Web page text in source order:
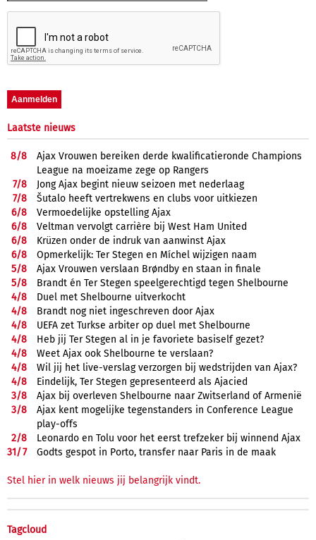
Laatste nieuws
8/8
Ajax Vrouwen bereiken derde kwalificatieronde Champions
League na moeizame zege op Rangers
7/8
Jong Ajax begint nieuw seizoen met nederlaag
7/8
Šutalo heeft vertrekwens en clubs voor uitkiezen
6/8
Vermoedelijke opstelling Ajax
6/8
Veltman vervolgt carrière bij West Ham United
6/8
Krüzen onder de indruk van aanwinst Ajax
6/8
Opmerkelijk: Ter Stegen en Míchel wijzigen naam
5/8
Ajax Vrouwen verslaan Brøndby en staan in finale
5/8
Brandt én Ter Stegen speelgerechtigd tegen Shelbourne
4/8
Duel met Shelbourne uitverkocht
4/8
Brandt nog niet ingeschreven door Ajax
4/8
UEFA zet Turkse arbiter op duel met Shelbourne
4/8
Heb jij Ter Stegen al in je favoriete basiself gezet?
4/8
Weet Ajax ook Shelbourne te verslaan?
4/8
Wil jij het live-verslag verzorgen bij wedstrijden van Ajax?
4/8
Eindelijk, Ter Stegen gepresenteerd als Ajacied
3/8
Ajax bij overleven Shelbourne naar Zwitserland of Armenië
3/8
Ajax kent mogelijke tegenstanders in Conference League
play-offs
2/8
Leonardo en Tolu voor het eerst trefzeker bij winnend Ajax
31/7 Godts gespot in Porto, transfer naar Paris in de maak
Stel hier in welk nieuws jij belangrijk vindt.
Tagcloud